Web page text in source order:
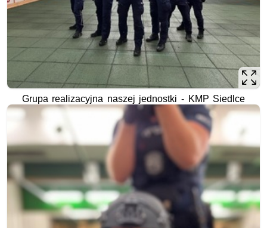
Grupa realizacyjna naszej jednostki - KMP Siedlce